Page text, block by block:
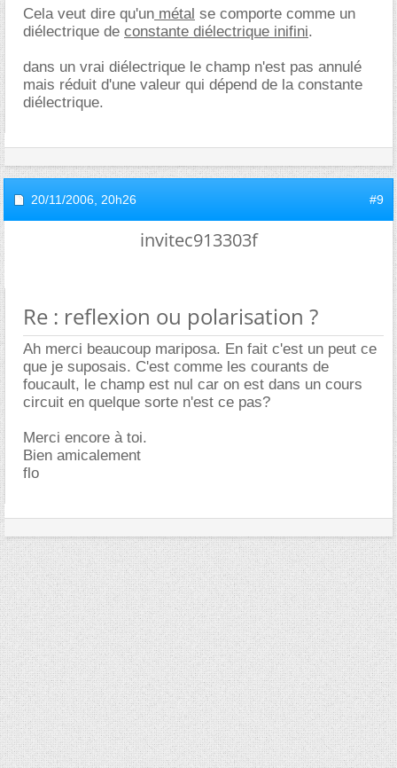
Cela veut dire qu'un métal se comporte comme un
diélectrique de constante diélectrique inifini.
dans un vrai diélectrique le champ n'est pas annulé
mais réduit d'une valeur qui dépend de la constante
diélectrique.
20/11/2006, 20h26 #9
invitec913303f
Re : reflexion ou polarisation ?
Ah merci beaucoup mariposa. En fait c'est un peut ce
que je suposais. C'est comme les courants de
foucault, le champ est nul car on est dans un cours
circuit en quelque sorte n'est ce pas?
Merci encore à toi.
Bien amicalement
flo